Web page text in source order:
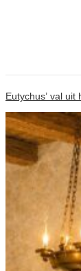
Eutychus’ val